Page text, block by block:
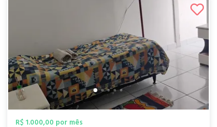
R$ 1.000,00 por mês